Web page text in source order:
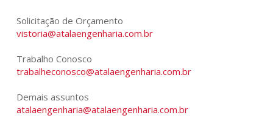
Solicitação de Orçamento
vistoria@atalaengenharia.com.br
Trabalho Conosco
trabalheconosco@atalaengenharia.com.br
Demais assuntos
atalaengenharia@atalaengenharia.com.br